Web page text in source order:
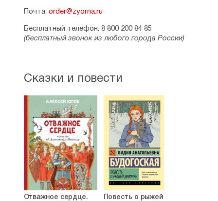
Почта: order@zyorna.ru
Бесплатный телефон: 8 800 200 84 85
(бесплатный звонок из любого города России)
Сказки и повести
Отважное сердце.
Повесть о рыжей